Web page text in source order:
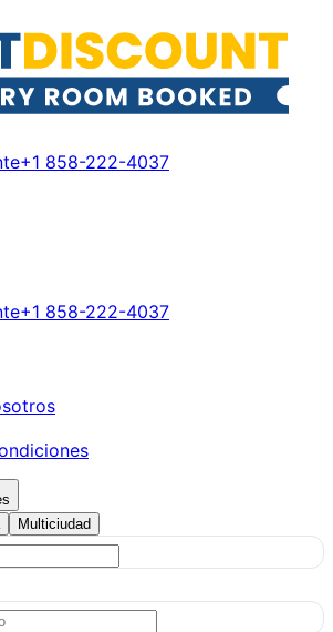
+1 858-222-4037
+1 858-222-4037
Multiciudad